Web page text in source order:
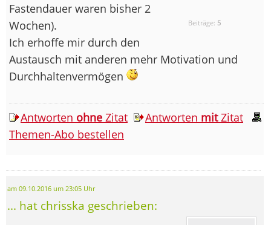
Beiträge: 5
Fastendauer waren bisher 2
Wochen).
Ich erhoffe mir durch den
Austausch mit anderen mehr Motivation und
Durchhaltenvermögen
Antworten ohne Zitat Antworten mitZitat
Themen-Abo bestellen
am 09.10.2016 um 23:05 Uhr
... hat chrisska geschrieben: